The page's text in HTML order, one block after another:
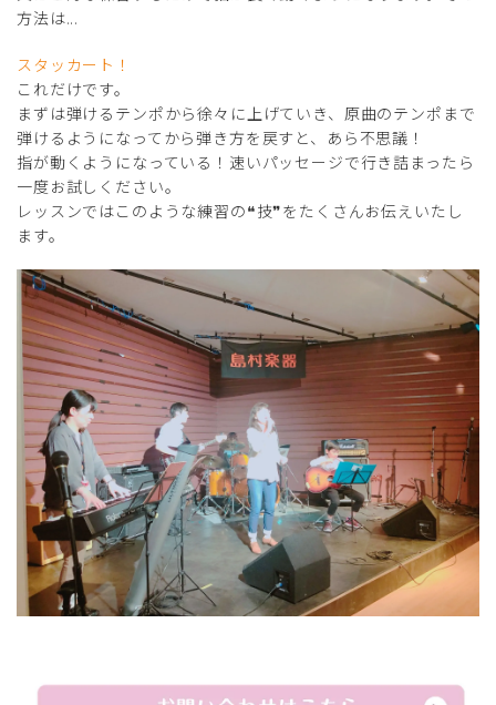
方法は...
スタッカート！
これだけです。
まずは弾けるテンポから徐々に上げていき、原曲のテンポまで
弾けるようになってから弾き方を戻すと、あら不思議！
指が動くようになっている！速いパッセージで行き詰まったら
一度お試しください。
レッスンではこのような練習の❝技❞をたくさんお伝えいたし
ます。